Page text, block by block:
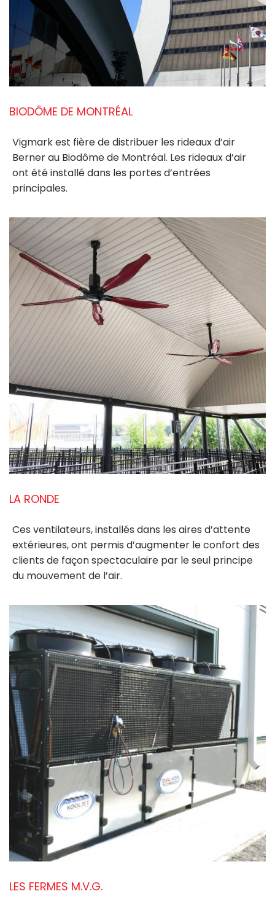
BIODÔME DE MONTRÉAL
Vigmark est fière de distribuer les rideaux d’air
Berner au Biodôme de Montréal. Les rideaux d’air
ont été installé dans les portes d’entrées
principales.
LA RONDE
Ces ventilateurs, installés dans les aires d’attente
extérieures, ont permis d’augmenter le confort des
clients de façon spectaculaire par le seul principe
du mouvement de l’air.
LES FERMES M.V.G.